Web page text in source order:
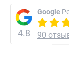
Вт.
4.8
Google
90